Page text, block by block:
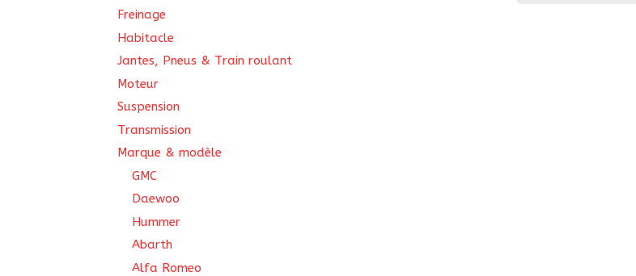
Freinage
Habitacle
Jantes, Pneus & Train roulant
Moteur
Suspension
Transmission
Marque & modèle
GMC
Daewoo
Hummer
Abarth
Alfa Romeo